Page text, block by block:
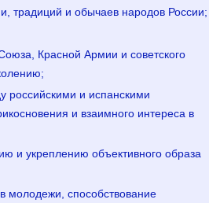
традиций и обычаев народов России;
Красной Армии и советского
российскими и испанскими
и взаимного интереса в
и укреплению объективного образа
молодежи, способствование